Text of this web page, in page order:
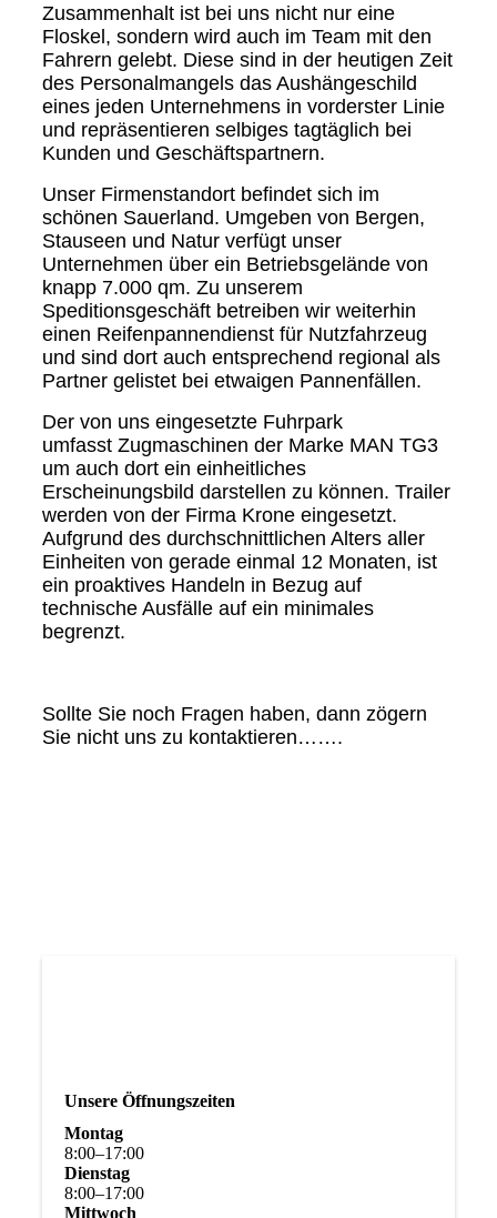
Zusammenhalt ist bei uns nicht nur eine
Floskel, sondern wird auch im Team mit den
Fahrern gelebt. Diese sind in der heutigen Zeit
des Personalmangels das Aushängeschild
eines jeden Unternehmens in vorderster Linie
und repräsentieren selbiges tagtäglich bei
Kunden und Geschäftspartnern.
Unser Firmenstandort befindet sich im
schönen Sauerland. Umgeben von Bergen,
Stauseen und Natur verfügt unser
Unternehmen über ein Betriebsgelände von
knapp 7.000 qm. Zu unserem
Speditionsgeschäft betreiben wir weiterhin
einen Reifenpannendienst für Nutzfahrzeug
und sind dort auch entsprechend regional als
Partner gelistet bei etwaigen Pannenfällen.
Der von uns eingesetzte Fuhrpark
umfasst Zugmaschinen der Marke MAN TG3
um auch dort ein einheitliches
Erscheinungsbild darstellen zu können. Trailer
werden von der Firma Krone eingesetzt.
Aufgrund des durchschnittlichen Alters aller
Einheiten von gerade einmal 12 Monaten, ist
ein proaktives Handeln in Bezug auf
technische Ausfälle auf ein minimales
begrenzt.
Sollte Sie noch Fragen haben, dann zögern
Sie nicht uns zu kontaktieren…….
Unsere Öffnungszeiten
Montag
8:00–17:00
Dienstag
8:00–17:00
Mittwoch